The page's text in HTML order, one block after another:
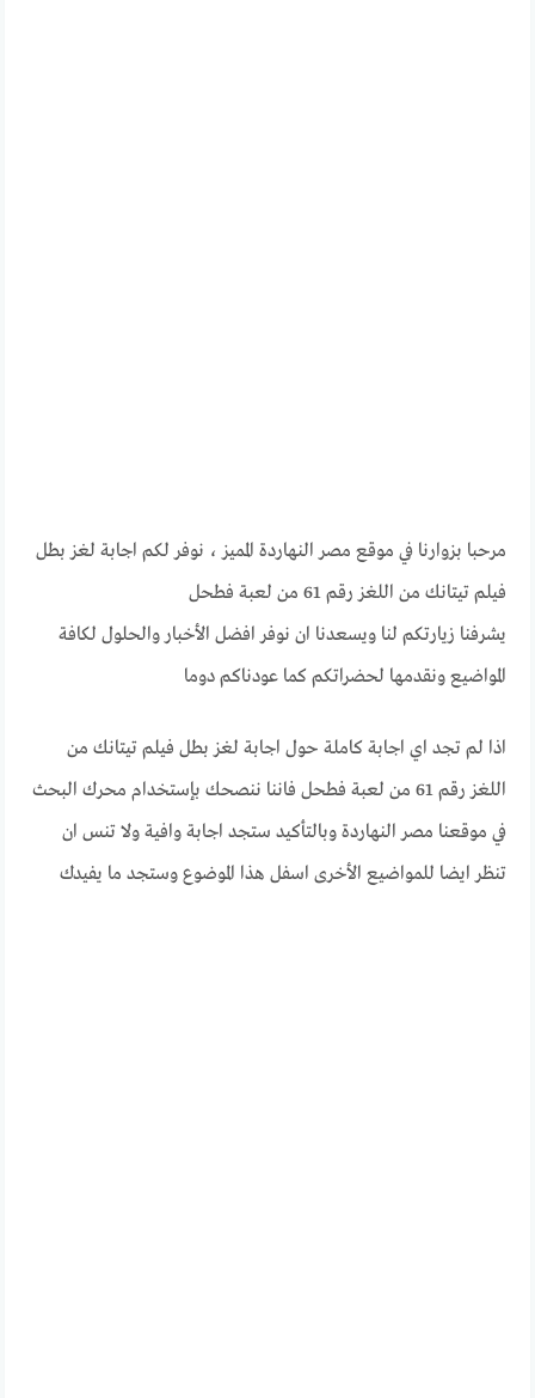
مرحبا بزوارنا في موقع مصر النهاردة المميز ، نوفر لكم اجابة لغز بطل
فيلم تيتانك من اللغز رقم 61 من لعبة فطحل
يشرفنا زيارتكم لنا ويسعدنا ان نوفر افضل الأخبار والحلول لكافة
المواضيع ونقدمها لحضراتكم كما عودناكم دوما
اذا لم تجد اي اجابة كاملة حول اجابة لغز بطل فيلم تيتانك من
اللغز رقم 61 من لعبة فطحل فاننا ننصحك بإستخدام محرك البحث
في موقعنا مصر النهاردة وبالتأكيد ستجد اجابة وافية ولا تنس ان
تنظر ايضا للمواضيع الأخرى اسفل هذا الموضوع وستجد ما يفيدك